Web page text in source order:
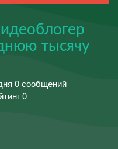
тысячу
0 сообщений
0